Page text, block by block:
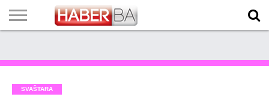
TECH
PROGRAM
PROGNOZA
PUTEVIMA
LISTA
NAMA
SVAŠTARA